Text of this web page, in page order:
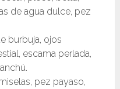
de agua dulce, pez
burbuja, ojos
escama perlada,
pez payaso,